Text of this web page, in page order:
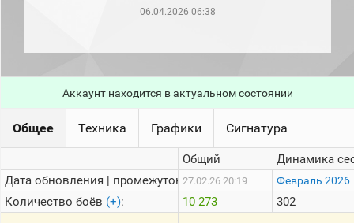
месяц)
(за
последние
сессии)
Топ
1000
Кланы
06.04.2026 06:38
Аккаунт находится в актуальном состоянии
Общее Техника Графики Сигнатура
Дата обновления | промежуток:
Количество боёв (+):
Общий
27.02.26 20:19
10 273
Динамика
Февраль 2026
302